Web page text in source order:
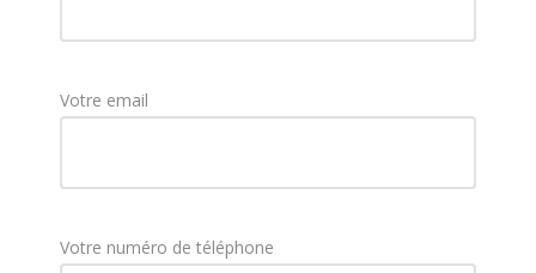
Votre email
Votre numéro de téléphone